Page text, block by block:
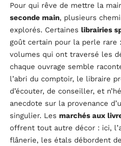
Pour qui rêve de mettre la
seconde main, plusieurs
explorés. Certaines librairies
goût certain pour la perle rare
volumes qui ont traversé les
chaque ouvrage semble
l’abri du comptoir, le libraire
d’écouter, de conseiller, et
anecdote sur la provenance
singulier. Les marchés aux
offrent tout autre décor : ici,
flânerie, les étals débordent